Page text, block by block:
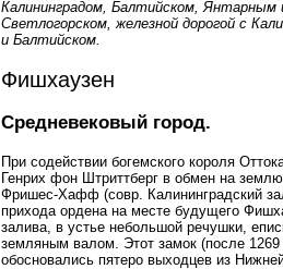
Калининградом, Балтийском, Янтарным
Светлогорском, железной дорогой с
и Балтийском.
Фишхаузен
Средневековый город.
При содействии богемского короля
Генрих фон Штриттберг в обмен на
Фришес-Хафф (совр. Калининградский
прихода ордена на месте будущего
залива, в устье небольшой речушки,
земляным валом. Этот замок (после 1269
обосновались пятеро выходцев из